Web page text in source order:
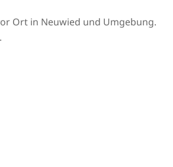
Ort in Neuwied und Umgebung.